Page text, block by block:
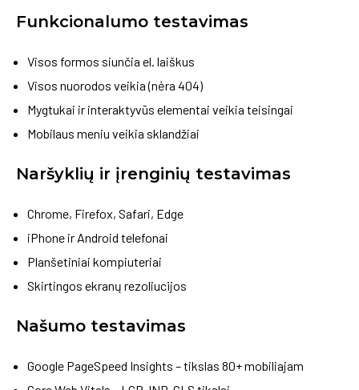
Funkcionalumo testavimas
Visos formos siunčia el. laiškus
Visos nuorodos veikia (nėra 404)
Mygtukai ir interaktyvūs elementai veikia teisingai
Mobilaus meniu veikia sklandžiai
Naršyklių ir įrenginių testavimas
Chrome, Firefox, Safari, Edge
iPhone ir Android telefonai
Planšetiniai kompiuteriai
Skirtingos ekranų rezoliucijos
Našumo testavimas
Google PageSpeed Insights – tikslas 80+ mobiliajam